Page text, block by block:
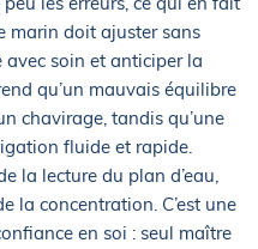
marin doit ajuster sans
avec soin et anticiper la
qu’un mauvais équilibre
chavirage, tandis qu’une
fluide et rapide.
la lecture du plan d’eau,
la concentration. C’est une
en soi : seul maître